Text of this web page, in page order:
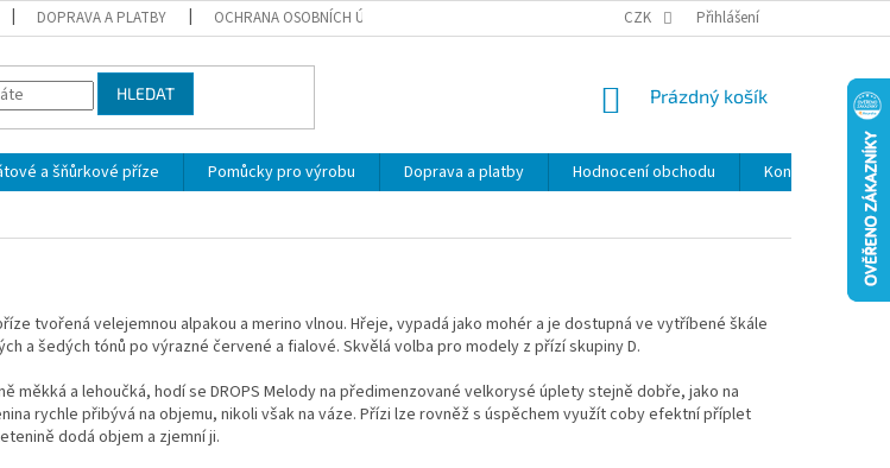
DOPRAVA A PLATBY OCHRANA OSOBNÍCH ÚDAJŮ CZK Přihlášení
HLEDAT
NÁKUPNÍ
Prázdný košík
a šňůrkové příze Pomůcky pro výrobu Doprava a platby Hodnocení obchodu Kontakty
tvořená velejemnou alpakou a merino vlnou. Hřeje, vypadá jako mohér a je dostupná ve vytříbené škále
a šedých tónů po výrazné červené a fialové. Skvělá volba pro modely z přízí skupiny D.
měkká a lehoučká, hodí se DROPS Melody na předimenzované velkorysé úplety stejně dobře, jako na
rychle přibývá na objemu, nikoli však na váze. Přízi lze rovněž s úspěchem využít coby efektní příplet
dodá objem a zjemní ji.